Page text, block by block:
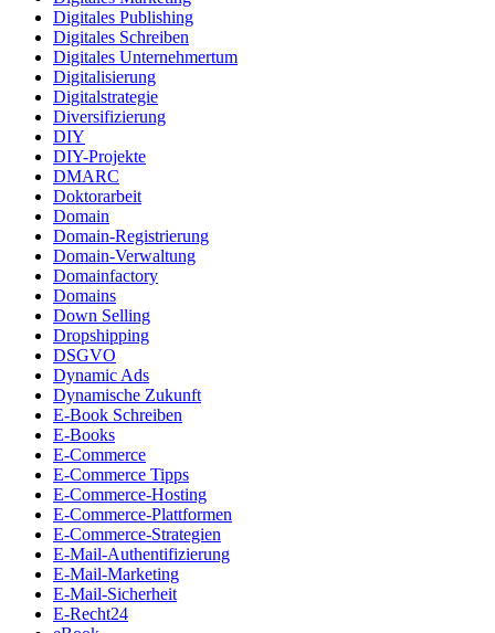
Digitales Publishing
Digitales Schreiben
Digitales Unternehmertum
Digitalisierung
Digitalstrategie
Diversifizierung
DIY
DIY-Projekte
DMARC
Doktorarbeit
Domain
Domain-Registrierung
Domain-Verwaltung
Domainfactory
Domains
Down Selling
Dropshipping
DSGVO
Dynamic Ads
Dynamische Zukunft
E-Book Schreiben
E-Books
E-Commerce
E-Commerce Tipps
E-Commerce-Hosting
E-Commerce-Plattformen
E-Commerce-Strategien
E-Mail-Authentifizierung
E-Mail-Marketing
E-Mail-Sicherheit
E-Recht24